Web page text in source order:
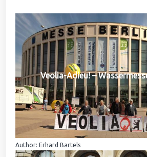
Veolia-Adieu! –
Author: Erhard Bartels